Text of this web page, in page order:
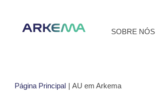
SOBRE NÓS
Página Principal | AU em Arkema(página